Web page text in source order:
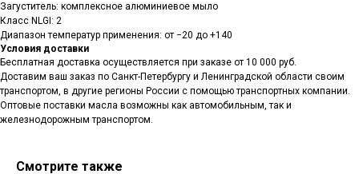
Загуститель: комплексное алюминиевое мыло
Класс NLGI: 2
Диапазон температур применения: от −20 до +140
Условия доставки
Бесплатная доставка осуществляется при заказе от 10 000 руб.
Доставим ваш заказ по Санкт-Петербургу и Ленинградской области своим
транспортом, в другие регионы России с помощью транспортных компании.
Оптовые поставки масла возможны как автомобильным, так и
железнодорожным транспортом.
Смотрите также